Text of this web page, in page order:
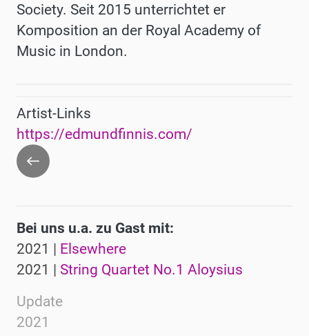
Society. Seit 2015 unterrichtet er
Komposition an der Royal Academy of
Music in London.
Artist-Links
https://edmundfinnis.com/
Zurück
Bei uns u.a. zu Gast mit:
2021 | Elsewhere
2021 | String Quartet No.1 Aloysius
Update
2021